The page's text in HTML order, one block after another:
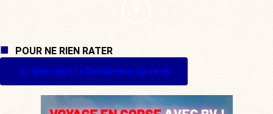
POUR NE RIEN RATER
Je m'inscris à La Quotidienne (gratuit)